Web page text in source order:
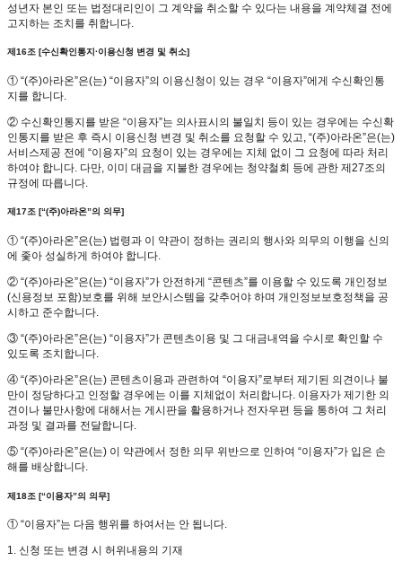
성년자 본인 또는 법정대리인이 그 계약을 취소할 수 있다는 내용을 계약체결 전에
고지하는 조치를 취합니다.
제16조 [수신확인통지·이용신청 변경 및 취소]
① “(주)아라온”은(는) “이용자”의 이용신청이 있는 경우 “이용자”에게 수신확인통
지를 합니다.
② 수신확인통지를 받은 “이용자”는 의사표시의 불일치 등이 있는 경우에는 수신확
인통지를 받은 후 즉시 이용신청 변경 및 취소를 요청할 수 있고, “(주)아라온”은(는)
서비스제공 전에 “이용자”의 요청이 있는 경우에는 지체 없이 그 요청에 따라 처리
하여야 합니다. 다만, 이미 대금을 지불한 경우에는 청약철회 등에 관한 제27조의
규정에 따릅니다.
제17조 [“(주)아라온”의 의무]
① “(주)아라온”은(는) 법령과 이 약관이 정하는 권리의 행사와 의무의 이행을 신의
에 좇아 성실하게 하여야 합니다.
② “(주)아라온”은(는) “이용자”가 안전하게 “콘텐츠”를 이용할 수 있도록 개인정보
(신용정보 포함)보호를 위해 보안시스템을 갖추어야 하며 개인정보보호정책을 공
시하고 준수합니다.
③ “(주)아라온”은(는) “이용자”가 콘텐츠이용 및 그 대금내역을 수시로 확인할 수
있도록 조치합니다.
④ “(주)아라온”은(는) 콘텐츠이용과 관련하여 “이용자”로부터 제기된 의견이나 불
만이 정당하다고 인정할 경우에는 이를 지체없이 처리합니다. 이용자가 제기한 의
견이나 불만사항에 대해서는 게시판을 활용하거나 전자우편 등을 통하여 그 처리
과정 및 결과를 전달합니다.
⑤ “(주)아라온”은(는) 이 약관에서 정한 의무 위반으로 인하여 “이용자”가 입은 손
해를 배상합니다.
제18조 [“이용자”의 의무]
① “이용자”는 다음 행위를 하여서는 안 됩니다.
1. 신청 또는 변경 시 허위내용의 기재